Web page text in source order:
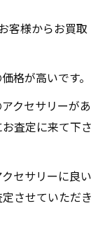
客様からお買取
格が高いです。
クセサリーがあ
査定に来て下さ
セサリーに良い
させていただき